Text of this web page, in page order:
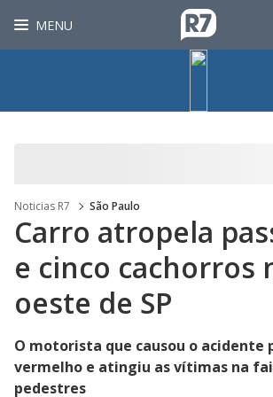
MENU
Noticias R7 São Paulo
Carro atropela
e cinco cachorros
oeste de SP
O motorista que causou o acidente
vermelho e atingiu as vítimas na
pedestres